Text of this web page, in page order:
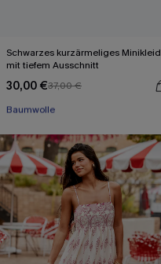
Schwarzes kurzärmeliges Minikleid
mit tiefem Ausschnitt
30,00 €37,00 €
Mit Gratis-Maßband
Baumwolle